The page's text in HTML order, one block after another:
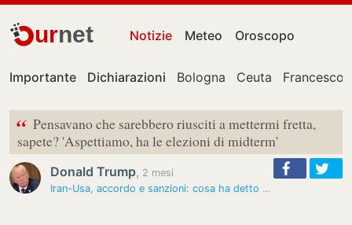
urnet Notizie Meteo Oroscopo
Importante Dichiarazioni Bologna Ceuta Francesco
“ Pensavano che sarebbero riusciti a mettermi fretta,
sapete? 'Aspettiamo, ha le elezioni di midterm'
Donald Trump, 2 mesi
Iran-Usa, accordo e sanzioni: cosa ha detto Trump oggi